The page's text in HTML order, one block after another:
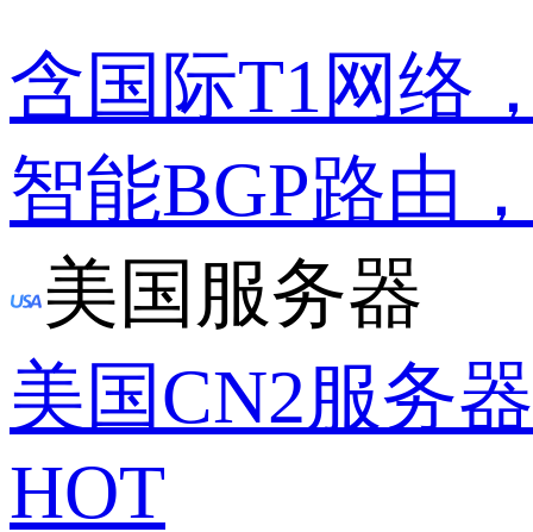
含国际T1网络
智能BGP路由
美国服务器
美国CN2服务器
HOT